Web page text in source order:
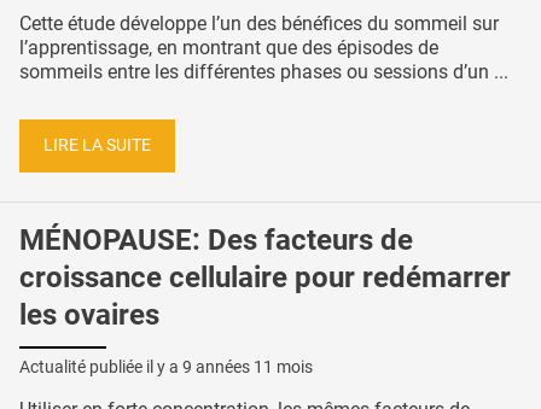
Cette étude développe l’un des bénéfices du sommeil sur
l’apprentissage, en montrant que des épisodes de
sommeils entre les différentes phases ou sessions d’un ...
LIRE LA SUITE
MÉNOPAUSE: Des facteurs de
croissance cellulaire pour redémarrer
les ovaires
Actualité publiée il y a 9 années 11 mois